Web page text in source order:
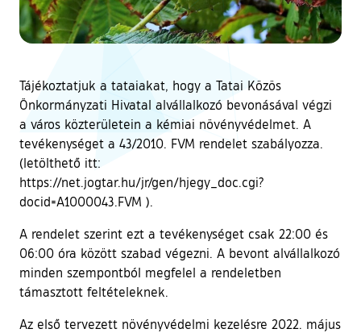
Tájékoztatjuk a tataiakat, hogy a Tatai Közös
Önkormányzati Hivatal alvállalkozó bevonásával végzi
a város közterületein a kémiai növényvédelmet. A
tevékenységet a 43/2010. FVM rendelet szabályozza.
(letölthető itt:
https://net.jogtar.hu/jr/gen/hjegy_doc.cgi?
docid=A1000043.FVM ).
A rendelet szerint ezt a tevékenységet csak 22:00 és
06:00 óra között szabad végezni. A bevont alvállalkozó
minden szempontból megfelel a rendeletben
támasztott feltételeknek.
Az első tervezett növényvédelmi kezelésre 2022. május